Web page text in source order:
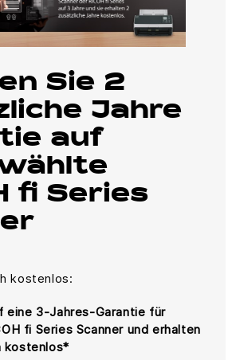
Sie 2
Jahre
auf
fi Series
kostenlos:
eine 3‑Jahres‑Garantie für
fi Series Scanner und erhalten
kostenlos*